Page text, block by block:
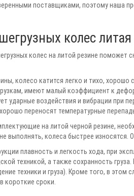
поставщиками, поэтому наша
колес литая
колес на литой резине поможет
колесо катится легко и тихо,
имеют малый коэффициент к
ударные воздействия и вибрации при
переносят температурные
на литой черной резине,
выполнять, колеса быстрее износятся.
плавность и легкость хода, при
техникой, а также сохранность
техники и груза). Кроме того, в этом
короткие сроки.